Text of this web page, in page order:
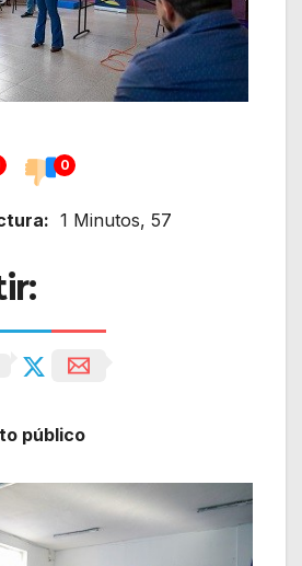
0
1 Minutos, 57
público